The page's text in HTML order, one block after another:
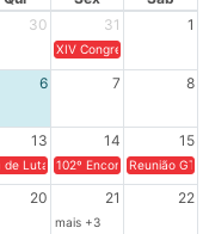
30 31 1
XIV Congresso Brasileiro
6 7 8
13 14 15
de Luta em Defesa de Cuba e da
102º Encontro da
Reunião
20 21 22
mais +3